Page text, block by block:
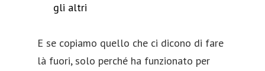
gli altri
E se copiamo quello che ci dicono di fare
là fuori, solo perché ha funzionato per